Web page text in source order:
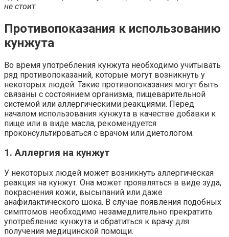
не стоит.
Противопоказания к использованию
кунжута
Во время употребления кунжута необходимо учитывать
ряд противопоказаний, которые могут возникнуть у
некоторых людей. Такие противопоказания могут быть
связаны с состоянием организма, пищеварительной
системой или аллергическими реакциями. Перед
началом использования кунжута в качестве добавки к
пище или в виде масла, рекомендуется
проконсультироваться с врачом или диетологом.
1. Аллергия на кунжут
У некоторых людей может возникнуть аллергическая
реакция на кунжут. Она может проявляться в виде зуда,
покраснения кожи, высыпаний или даже
анафилактического шока. В случае появления подобных
симптомов необходимо незамедлительно прекратить
употребление кунжута и обратиться к врачу для
получения медицинской помощи.